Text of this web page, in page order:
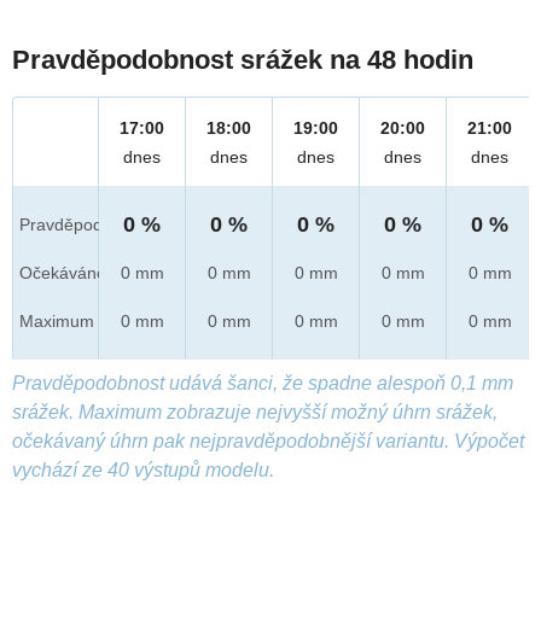
Pravděpodobnost srážek na 48 hodin
Pravděpod.
Očekáváno
Maximum
17:00
dnes
0 %
0 mm
0 mm
18:00
dnes
0 %
0 mm
0 mm
19:00
dnes
0 %
0 mm
0 mm
20:00
dnes
0 %
0 mm
0 mm
21:00
dnes
0 %
0 mm
0 mm
Pravděpodobnost udává šanci, že spadne alespoň 0,1 mm
srážek. Maximum zobrazuje nejvyšší možný úhrn srážek,
očekávaný úhrn pak nejpravděpodobnější variantu. Výpočet
vychází ze 40 výstupů modelu.